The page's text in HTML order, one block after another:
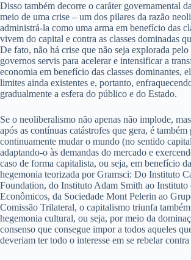
Disso também decorre o caráter governamental
meio de uma crise – um dos pilares da razão
administrá-la como uma arma em benefício das
vivem do capital e contra as classes dominadas
De fato, não há crise que não seja explorada
governos servis para acelerar e intensificar a
economia em benefício das classes dominantes,
limites ainda existentes e, portanto,
gradualmente a esfera do público e do Estado.
Se o neoliberalismo não apenas não implode,
após as contínuas catástrofes que gera, é
continuamente mudar o mundo (no sentido
adaptando-o às demandas do mercado e
caso de forma capitalista, ou seja, em benefício
hegemonia teorizada por Gramsci: Do Instituto
Foundation, do Instituto Adam Smith ao Instituto
Econômicos, da Sociedade Mont Pelerin ao
Comissão Trilateral, o capitalismo triunfa também
hegemonia cultural, ou seja, por meio da
consenso que consegue impor a todos aqueles
deveriam ter todo o interesse em se rebelar contra